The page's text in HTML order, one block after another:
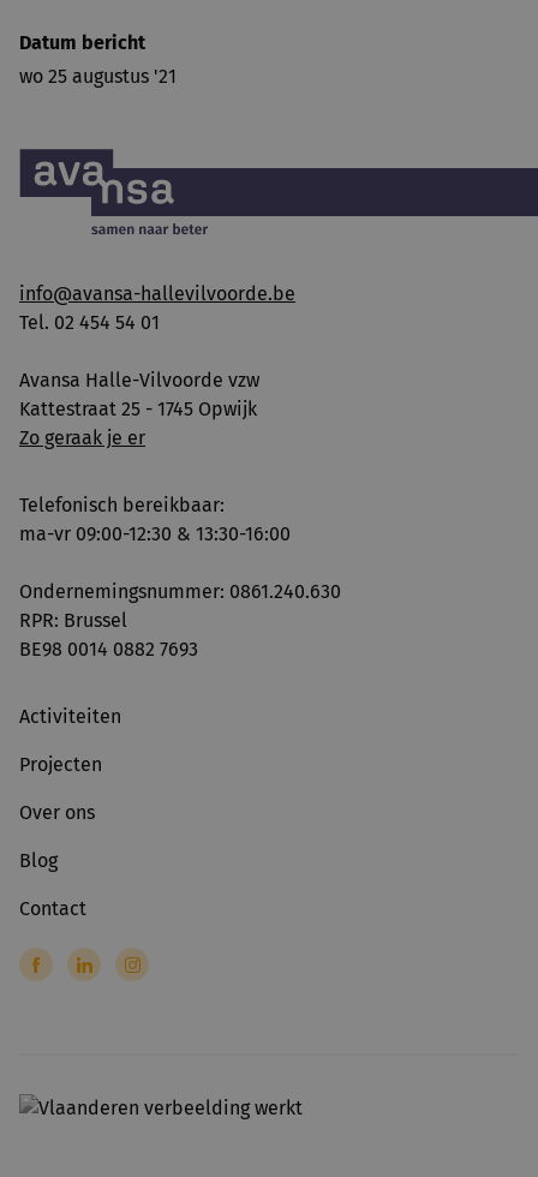
Datum bericht
wo 25 augustus '21
info@avansa-hallevilvoorde.be
Tel. 02 454 54 01
Avansa Halle-Vilvoorde vzw
Kattestraat 25 - 1745 Opwijk
Zo geraak je er
Telefonisch bereikbaar:
ma-vr 09:00-12:30 & 13:30-16:00
Ondernemingsnummer: 0861.240.630
RPR: Brussel
BE98 0014 0882 7693
Activiteiten
Projecten
Over ons
Blog
Contact